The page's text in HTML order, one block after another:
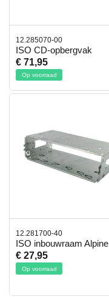
12.285070-00
ISO CD-opbergvak
€ 71,95
Op voorraad
12.281700-40
ISO inbouwraam Alpine
€ 27,95
Op voorraad